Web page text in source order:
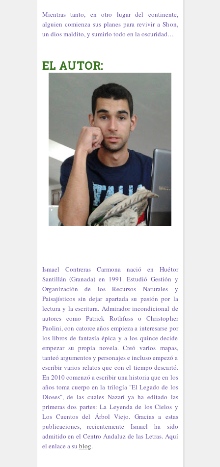
Mientras tanto, en otro lugar del continente,
alguien comienza sus planes para revivir a Shon,
un dios maldito, y sumirlo todo en la oscuridad…
EL AUTOR:
Ismael Contreras Carmona nació en Huétor
Santillán (Granada) en 1991. Estudió Gestión y
Organización de los Recursos Naturales y
Paisajísticos sin dejar apartada su pasión por la
lectura y la escritura. Admirador incondicional de
autores como Patrick Rothfuss o Christopher
Paolini, con catorce años empieza a interesarse por
los libros de fantasía épica y a los quince decide
empezar su propia novela. Creó varios mapas,
tanteó argumentos y personajes e incluso empezó a
escribir varios relatos que con el tiempo descartó.
En 2010 comenzó a escribir una historia que en los
años toma cuerpo en la trilogía "El Legado de los
Dioses", de las cuales Nazarí ya ha editado las
primeras dos partes: La Leyenda de los Cielos y
Los Cuentos del Árbol Viejo. Gracias a estas
publicaciones, recientemente Ismael ha sido
admitido en el Centro Andaluz de las Letras. Aquí
el enlace a su blog.